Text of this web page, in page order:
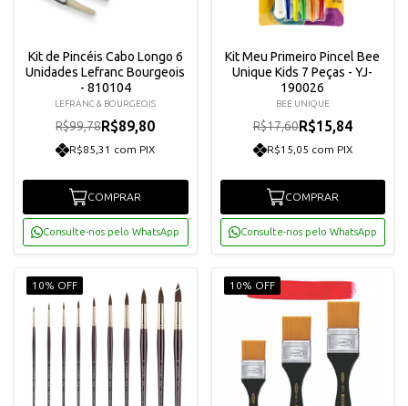
Kit de Pincéis Cabo Longo 6
Unidades Lefranc Bourgeois
- 810104
LEFRANC & BOURGEOIS
R$99,78R$89,80
R$85,31 com PIX
COMPRAR
Consulte-nos pelo WhatsApp
Kit Meu Primeiro Pincel Bee
Unique Kids 7 Peças - YJ-
190026
BEE UNIQUE
R$17,60R$15,84
R$15,05 com PIX
COMPRAR
Consulte-nos pelo WhatsApp
10% OFF 10% OFF